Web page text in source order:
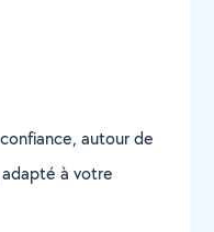
autour de
à votre